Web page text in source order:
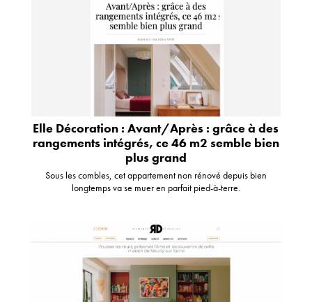
Elle Décoration : Avant/Après : grâce à des
rangements intégrés, ce 46 m2 semble bien
plus grand
Sous les combles, cet appartement non rénové depuis bien
longtemps va se muer en parfait pied-à-terre.